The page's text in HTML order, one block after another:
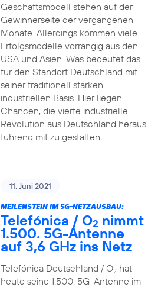
Geschäftsmodell stehen auf der
Gewinnerseite der vergangenen
Monate. Allerdings kommen viele
Erfolgsmodelle vorrangig aus den
USA und Asien. Was bedeutet das
für den Standort Deutschland mit
seiner traditionell starken
industriellen Basis. Hier liegen
Chancen, die vierte industrielle
Revolution aus Deutschland heraus
führend mit zu gestalten.
11. Juni 2021
MEILENSTEIN IM 5G-NETZAUSBAU:
Telefónica / O2 nimmt
1.500. 5G-Antenne
auf 3,6 GHz ins Netz
Telefónica Deutschland / O2hat
heute seine 1.500. 5G-Antenne im